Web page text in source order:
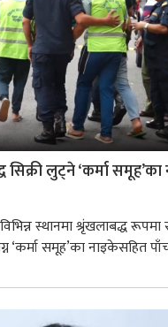
सिक्री लुट्ने ‘कर्मा
स्थानमा श्रृंखलाबद्ध
‘कर्मा समूह’का नाइकेसहित